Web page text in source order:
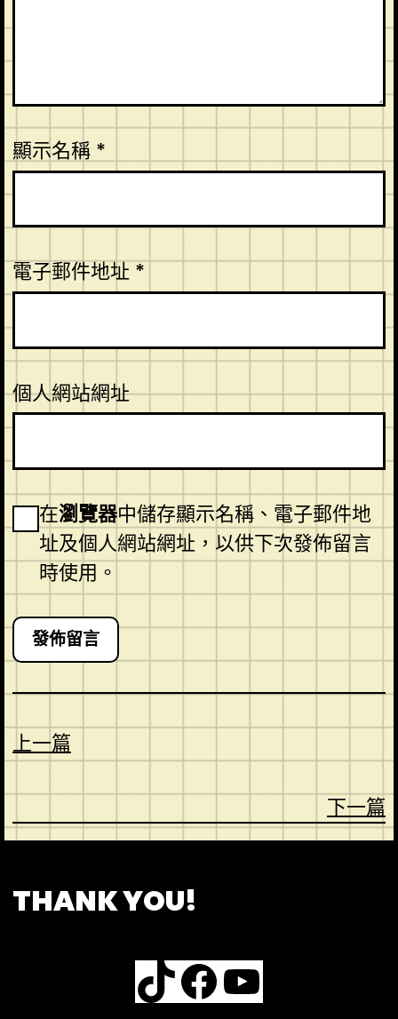
顯示名稱 *
電子郵件地址 *
個人網站網址
在瀏覽器中儲存顯示名稱、電子郵件地
址及個人網站網址，以供下次發佈留言
時使用。
上一篇
下一篇
THANK YOU!
TikTok Facebook YouTube